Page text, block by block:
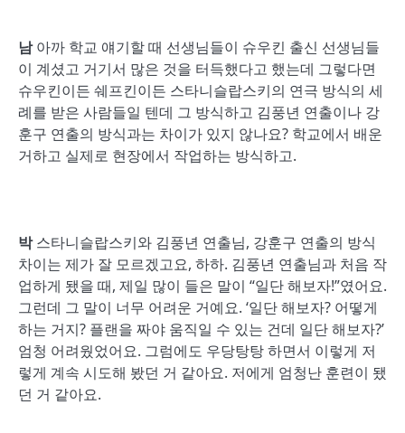
남아까 학교 얘기할 때 선생님들이 슈우킨 출신 선생님들
이 계셨고 거기서 많은 것을 터득했다고 했는데 그렇다면
슈우킨이든 쉐프킨이든 스타니슬랍스키의 연극 방식의 세
례를 받은 사람들일 텐데 그 방식하고 김풍년 연출이나 강
훈구 연출의 방식과는 차이가 있지 않나요? 학교에서 배운
거하고 실제로 현장에서 작업하는 방식하고.
박스타니슬랍스키와 김풍년 연출님, 강훈구 연출의 방식
차이는 제가 잘 모르겠고요, 하하. 김풍년 연출님과 처음 작
업하게 됐을 때, 제일 많이 들은 말이 “일단 해보자!”였어요.
그런데 그 말이 너무 어려운 거예요. ‘일단 해보자? 어떻게
하는 거지? 플랜을 짜야 움직일 수 있는 건데 일단 해보자?’
엄청 어려웠었어요. 그럼에도 우당탕탕 하면서 이렇게 저
렇게 계속 시도해 봤던 거 같아요. 저에게 엄청난 훈련이 됐
던 거 같아요.